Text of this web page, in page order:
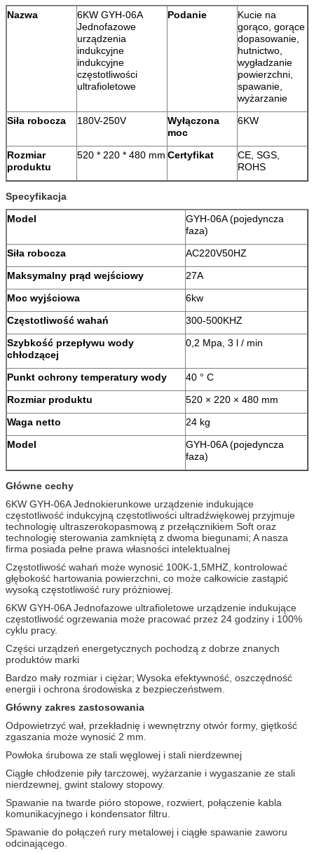
Nazwa
6KW GYH-06A
Jednofazowe
urządzenia
indukcyjne
indukcyjne
częstotliwości
ultrafioletowe
Podanie
Kucie na
gorąco, gorące
dopasowanie,
hutnictwo,
wygładzanie
powierzchni,
spawanie,
wyżarzanie
Siła robocza
180V-250V
Wyłączona
moc
6KW
Rozmiar
produktu
520 * 220 * 480 mm Certyfikat
CE, SGS,
ROHS
Specyfikacja
Model
GYH-06A (pojedyncza
faza)
Siła robocza
AC220V50HZ
Maksymalny prąd wejściowy
27A
Moc wyjściowa
6kw
Częstotliwość wahań
300-500KHZ
Szybkość przepływu wody
chłodzącej
0,2 Mpa, 3 l / min
Punkt ochrony temperatury wody
40 ° C
Rozmiar produktu
520 × 220 × 480 mm
Waga netto
24 kg
Model
GYH-06A (pojedyncza
faza)
Główne cechy
6KW GYH-06A Jednokierunkowe urządzenie indukujące
częstotliwość indukcyjną częstotliwości ultradźwiękowej przyjmuje
technologię ultraszerokopasmową z przełącznikiem Soft oraz
technologię sterowania zamkniętą z dwoma biegunami; A nasza
firma posiada pełne prawa własności intelektualnej
Częstotliwość wahań może wynosić 100K-1,5MHZ, kontrolować
głębokość hartowania powierzchni, co może całkowicie zastąpić
wysoką częstotliwość rury próżniowej.
6KW GYH-06A Jednofazowe ultrafioletowe urządzenie indukujące
częstotliwość ogrzewania może pracować przez 24 godziny i 100%
cyklu pracy.
Części urządzeń energetycznych pochodzą z dobrze znanych
produktów marki
Bardzo mały rozmiar i ciężar; Wysoka efektywność, oszczędność
energii i ochrona środowiska z bezpieczeństwem.
Główny zakres zastosowania
Odpowietrzyć wał, przekładnię i wewnętrzny otwór formy, giętkość
zgaszania może wynosić 2 mm.
Powłoka śrubowa ze stali węglowej i stali nierdzewnej
Ciągłe chłodzenie piły tarczowej, wyżarzanie i wygaszanie ze stali
nierdzewnej, gwint stalowy stopowy.
Spawanie na twarde pióro stopowe, rozwiert, połączenie kabla
komunikacyjnego i kondensator filtru.
Spawanie do połączeń rury metalowej i ciągłe spawanie zaworu
odcinającego.